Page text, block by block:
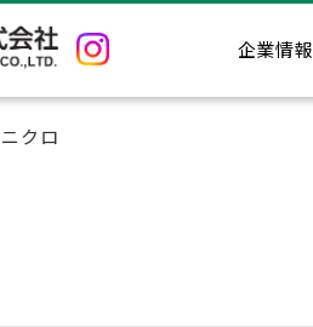
企業情報
クロ